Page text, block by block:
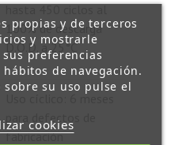
hasta 450 ciclos al
100% de descarga
D.O.D. a 25°C
Uso cíclico: 6 meses
para defectos de
fabricación
propias y de terceros
y mostrarle
preferencias
de navegación.
su uso pulse el
cookies